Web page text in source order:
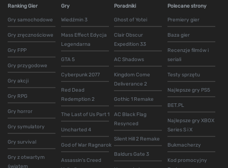
Ranking Gier
Gry samochodowe
Gry zręcznościowe
Gry FPP
Gry przygodowe
Gry akcji
Gry RPG
Gry horror
Gry symulatory
Gry survival
Gry z otwartym
światem
Gry
Wiedźmin 3
Mass Effect Edycja
Legendarna
GTA 5
Cyberpunk 2077
Red Dead
Redemption 2
The Last of Us Part 1
Uncharted 4
God of War Ragnarok
Assassin's Creed
Poradniki
Ghost of Yotei
Clair Obscur
Expedition 33
AC Shadows
Kingdom Come
Deliverance 2
Gothic 1 Remake
AC Black Flag
Resynced
Silent Hill 2 Remake
Baldurs Gate 3
Polecane strony
Premiery gier
Baza gier
Recenzje filmów i
seriali
Testy sprzętu
Najlepsze gry PS5
BET.PL
Najlepsze gry XBOX
Series S i X
Bukmacherzy
Kod promocyjny